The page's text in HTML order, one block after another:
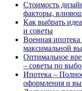
Стоимость
факторы,
Как выбрать
и советы
Военная
максимальной
Оптимальное
– советы по
Ипотека –
оформления и